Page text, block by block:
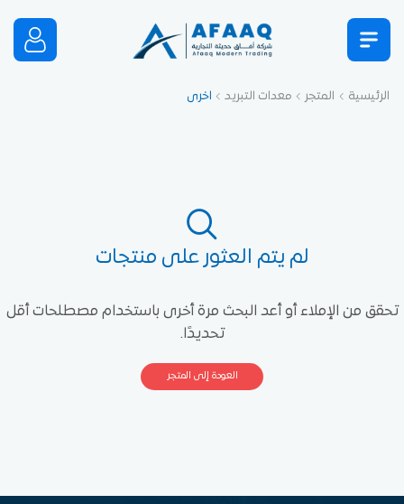
الرئيسية المتجر معدات التبريد اخرى
لم يتم العثور على منتجات
تحقق من الإملاء أو أعد البحث مرة أخرى باستخدام مصطلحات أقل
تحديدًا.
العودة إلى المتجر